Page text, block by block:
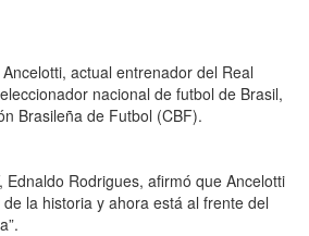
actual entrenador del Real
nacional de futbol de Brasil,
Brasileña de Futbol (CBF).
Ednaldo Rodrigues, afirmó que Ancelotti
la historia y ahora está al frente del